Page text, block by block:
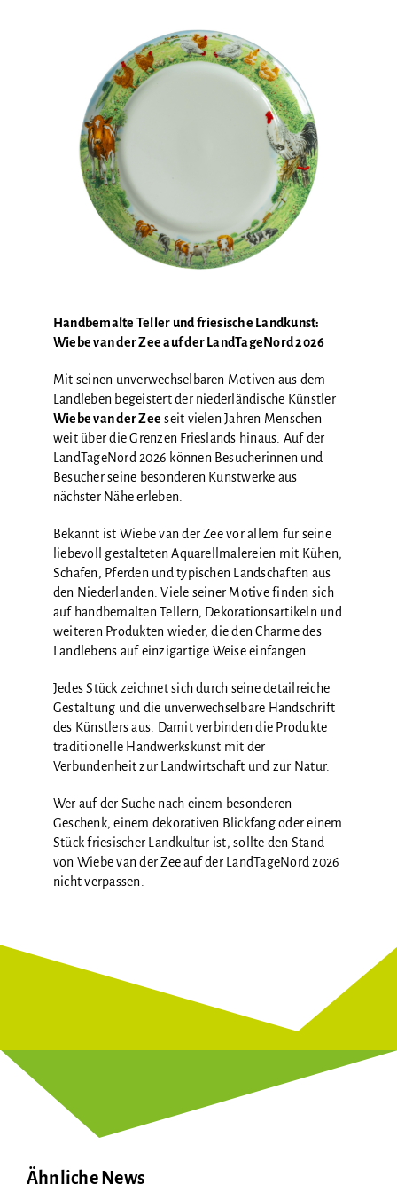
Handbemalte Teller und friesische Landkunst:
Wiebe van der Zee auf der LandTageNord 2026
Mit seinen unverwechselbaren Motiven aus dem
Landleben begeistert der niederländische Künstler
Wiebe van der Zee seit vielen Jahren Menschen
weit über die Grenzen Frieslands hinaus. Auf der
LandTageNord 2026 können Besucherinnen und
Besucher seine besonderen Kunstwerke aus
nächster Nähe erleben.
Bekannt ist Wiebe van der Zee vor allem für seine
liebevoll gestalteten Aquarellmalereien mit Kühen,
Schafen, Pferden und typischen Landschaften aus
den Niederlanden. Viele seiner Motive finden sich
auf handbemalten Tellern, Dekorationsartikeln und
weiteren Produkten wieder, die den Charme des
Landlebens auf einzigartige Weise einfangen.
Jedes Stück zeichnet sich durch seine detailreiche
Gestaltung und die unverwechselbare Handschrift
des Künstlers aus. Damit verbinden die Produkte
traditionelle Handwerkskunst mit der
Verbundenheit zur Landwirtschaft und zur Natur.
Wer auf der Suche nach einem besonderen
Geschenk, einem dekorativen Blickfang oder einem
Stück friesischer Landkultur ist, sollte den Stand
von Wiebe van der Zee auf der LandTageNord 2026
nicht verpassen.
Ähnliche News